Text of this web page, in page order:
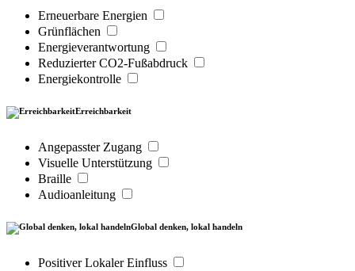
Erneuerbare Energien
Grünflächen
Energieverantwortung
Reduzierter CO2-Fußabdruck
Energiekontrolle
Erreichbarkeit
Angepasster Zugang
Visuelle Unterstützung
Braille
Audioanleitung
Global denken, lokal handeln
Positiver Lokaler Einfluss